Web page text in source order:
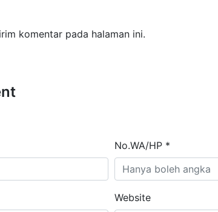
komentar pada halaman ini.
No.WA/HP *
Website